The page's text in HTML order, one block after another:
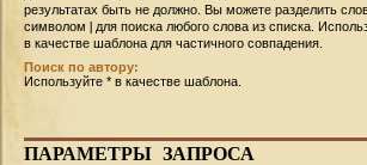
результатах быть не должно. Вы можете разделить
символом | для поиска любого слова из списка.
в качестве шаблона для частичного совпадения.
Поиск по автору:
Используйте * в качестве шаблона.
ПАРАМЕТРЫ ЗАПРОСА